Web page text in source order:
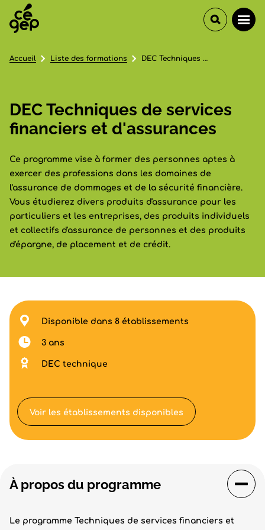
DEC Techniques de services
financiers et d'assurances
Ce programme vise à former des personnes aptes à
exercer des professions dans les domaines de
l'assurance de dommages et de la sécurité financière.
Vous étudierez divers produits d'assurance pour les
particuliers et les entreprises, des produits individuels
et collectifs d'assurance de personnes et des produits
d'épargne, de placement et de crédit.
Accueil Liste des formations DEC Techniques de services financiers et d'assurances
À propos du programme
Le programme Techniques de services financiers et
Disponible dans 8 établissements
3 ans
DEC technique
Voir les établissements disponibles